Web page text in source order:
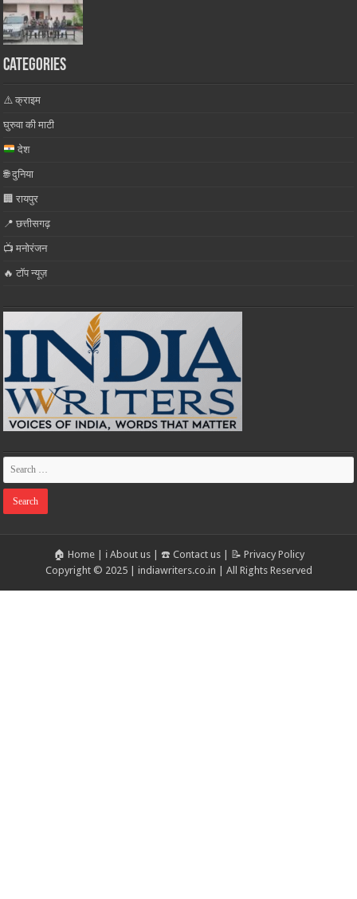
Categories
⚠️ क्राइम
घुरुवा की माटी
देश
🌐 दुनिया
🏢 रायपुर
📍 छत्तीसगढ़
📺 मनोरंजन
🔥 टॉप न्यूज़
🏠 Home| ℹ️ About us| ☎️ Contact us| 📝 Privacy Policy
Copyright © 2025 | indiawriters.co.in | All Rights Reserved